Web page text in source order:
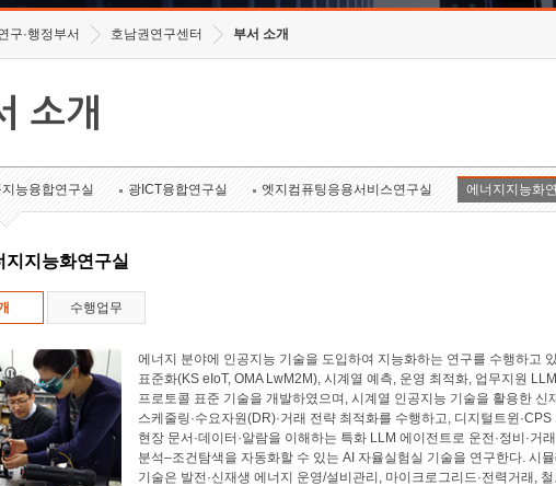
구·행정부서 호남권연구센터 부서 소개
소개
능융합연구실 광ICT융합연구실 엣지컴퓨팅응용서비스연구실 에너지지능화
지지능화연구실
수행업무
에너지 분야에 인공지능 기술을 도입하여 지능화하는 연구를 수행하고
표준화(KS eIoT, OMA LwM2M), 시계열 예측, 운영 최적화, 업무지원
프로토콜 표준 기술을 개발하였으며, 시계열 인공지능 기술을 활용한
스케줄링·수요자원(DR)·거래 전략 최적화를 수행하고, 디지털트윈
현장 문서·데이터·알람을 이해하는 특화 LLM 에이전트로 운전·정비·
분석–조건탐색을 자동화할 수 있는 AI 자율실험실 기술을 연구한다. 시
기술은 발전·신재생 에너지 운영/설비관리, 마이크로그리드·전력거래,